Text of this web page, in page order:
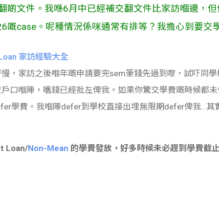
啲文件。我喺6月中已經補交翻文件比家訪嗰邊，
嘅case。呢種情況係咪通常有排等？我擔心到要交
家訪經驗大全
，家訪之後嗰年嘅申請要完sem筆錢先過到嚟，試吓同
口嗰陣，嚿錢已經批左俾我。如果你驚交學費嘅時候都
學費。我嗰陣defer到學校直接出埋無限期defer俾我…其
Loan/Non-Mean 的學費發放，好多時候未必趕到學費截